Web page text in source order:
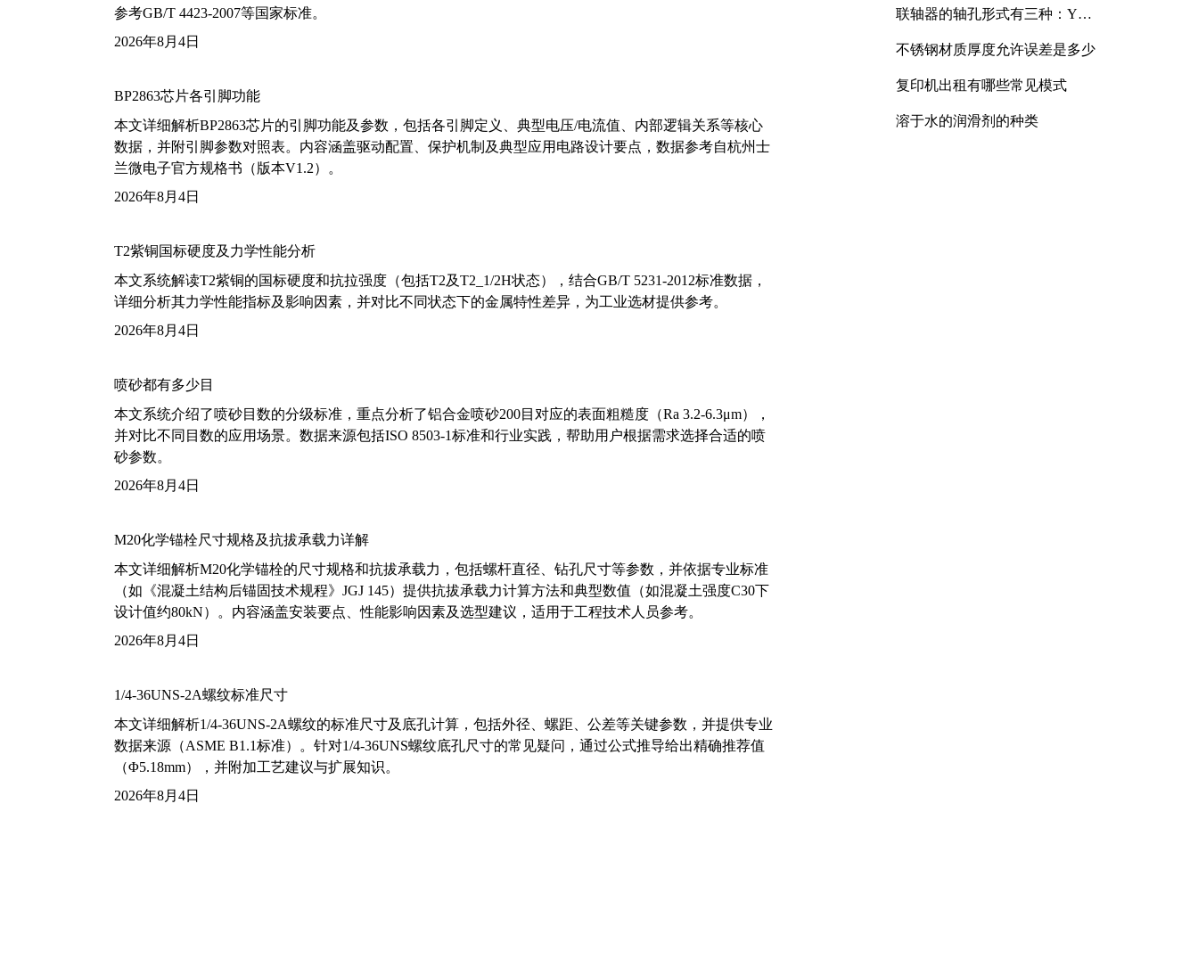
参考GB/T 4423-2007等国家标准。
2026年8月4日
BP2863芯片各引脚功能
本文详细解析BP2863芯片的引脚功能及参数，包括各引脚定义、典型电压/电流值、内部逻辑关系等核心
数据，并附引脚参数对照表。内容涵盖驱动配置、保护机制及典型应用电路设计要点，数据参考自杭州士
兰微电子官方规格书（版本V1.2）。
2026年8月4日
T2紫铜国标硬度及力学性能分析
本文系统解读T2紫铜的国标硬度和抗拉强度（包括T2及T2_1/2H状态），结合GB/T 5231-2012标准数据，
详细分析其力学性能指标及影响因素，并对比不同状态下的金属特性差异，为工业选材提供参考。
2026年8月4日
喷砂都有多少目
本文系统介绍了喷砂目数的分级标准，重点分析了铝合金喷砂200目对应的表面粗糙度（Ra 3.2-6.3μm），
并对比不同目数的应用场景。数据来源包括ISO 8503-1标准和行业实践，帮助用户根据需求选择合适的喷
砂参数。
2026年8月4日
M20化学锚栓尺寸规格及抗拔承载力详解
本文详细解析M20化学锚栓的尺寸规格和抗拔承载力，包括螺杆直径、钻孔尺寸等参数，并依据专业标准
（如《混凝土结构后锚固技术规程》JGJ 145）提供抗拔承载力计算方法和典型数值（如混凝土强度C30下
设计值约80kN）。内容涵盖安装要点、性能影响因素及选型建议，适用于工程技术人员参考。
2026年8月4日
1/4-36UNS-2A螺纹标准尺寸
本文详细解析1/4-36UNS-2A螺纹的标准尺寸及底孔计算，包括外径、螺距、公差等关键参数，并提供专业
数据来源（ASME B1.1标准）。针对1/4-36UNS螺纹底孔尺寸的常见疑问，通过公式推导给出精确推荐值
（Φ5.18mm），并附加工艺建议与扩展知识。
2026年8月4日
联轴器的轴孔形式有三种：Y
不锈钢材质厚度允许误差是多少
复印机出租有哪些常见模式
溶于水的润滑剂的种类